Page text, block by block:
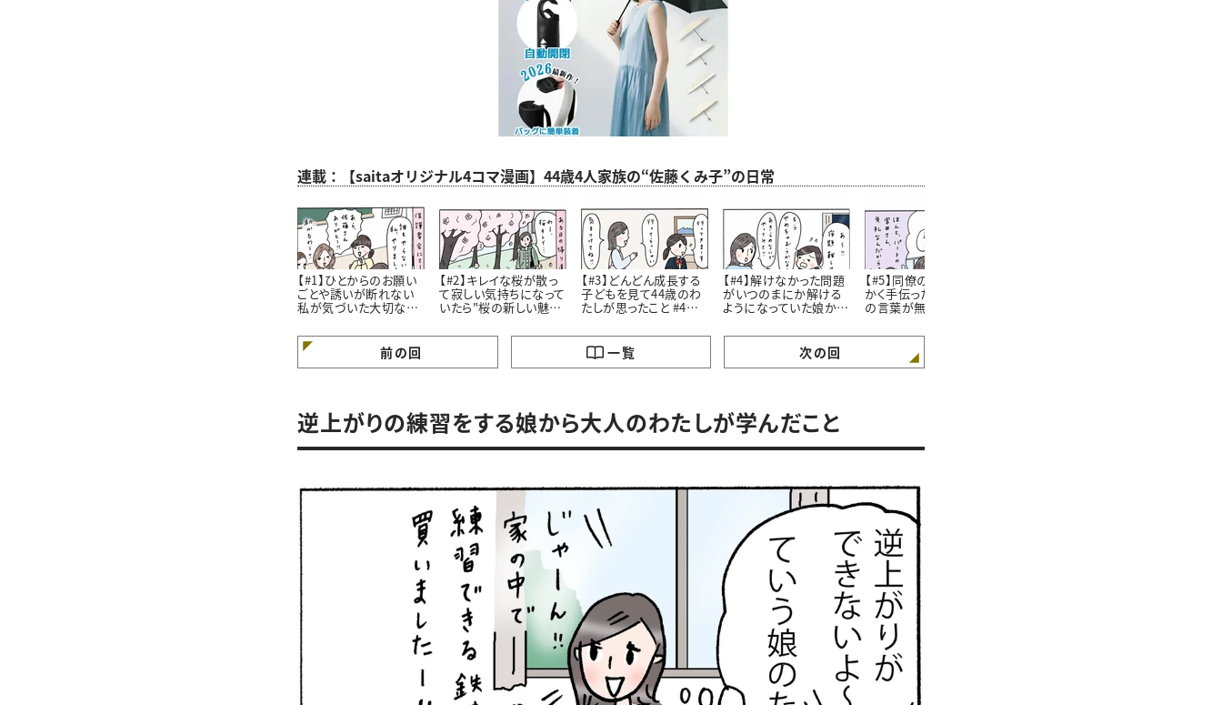
連載：【saitaオリジナル4コマ漫画】44歳4人家族の“佐藤くみ子”の日常
【#1】ひとからのお願い
ごとや誘いが断れない
私が気づいた大切なこ
【#2】キレイな桜が散っ
て寂しい気持ちになって
いたら"桜の新しい魅
#4コマ漫画
【#3】どんどん成長する
子どもを見て44歳のわ
たしが思ったこと #4コ
【#4】解けなかった問題
がいつのまにか解ける
ようになっていた娘から
漫画
【#5】同僚の仕事をせっ
かく手伝ったのに感謝
の言葉が無い…！娘に
きたおはなし。#4コマ漫
前の回 一覧 次の回
逆上がりの練習をする娘から大人のわたしが学んだこと